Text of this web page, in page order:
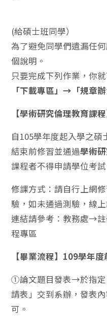
(給碩士班同學）
為了避免同學們遺漏任
個說明。
只要完成下列作業，你
「下載專區」→「規章
【學術研究倫理教育課程
自105學年度起入學之
結束前修習並通過學術
課程者不得申請學位考試
修課方式：請自行上網
驗，如未通過測驗，線
連結請參考：教務處→
程專區
【畢業流程】109學年
①論文題目發表→於指定
請表」交到系辦，發表
可。